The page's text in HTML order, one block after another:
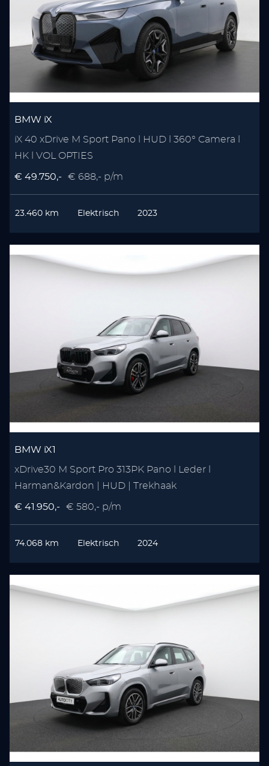
BMW iX
iX 40 xDrive M Sport Pano l HUD l 360° Camera l
HK l VOL OPTIES
€ 49.750,- € 688,- p/m
23.460 km Elektrisch 2023
BMW iX1
xDrive30 M Sport Pro 313PK Pano l Leder l
Harman&Kardon | HUD | Trekhaak
€ 41.950,- € 580,- p/m
74.068 km Elektrisch 2024